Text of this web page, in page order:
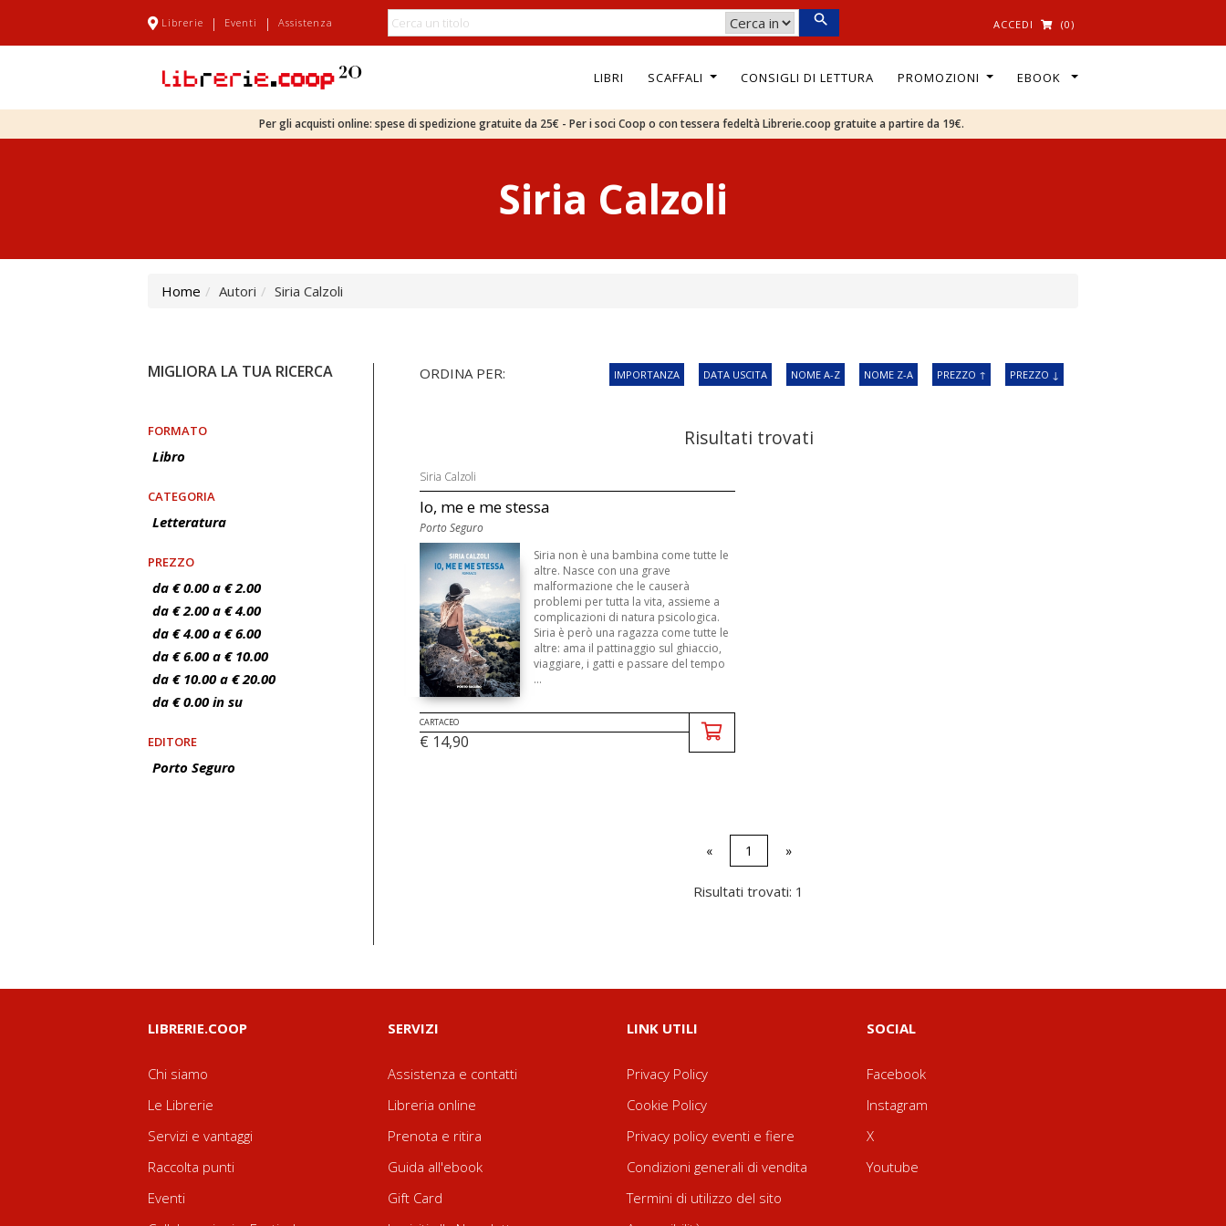
Librerie | Eventi | Assistenza ACCEDI (0)
LIBRI SCAFFALI CONSIGLI DI LETTURA PROMOZIONI EBOOK
Per gli acquisti online: spese di spedizione gratuite da 25€ - Per i soci Coop o con tessera fedeltà Librerie.coop gratuite a partire da 19€.
Siria Calzoli
Home Autori Siria Calzoli
MIGLIORA LA TUA RICERCA
FORMATO
Libro
CATEGORIA
Letteratura
PREZZO
da € 0.00 a € 2.00
da € 2.00 a € 4.00
da € 4.00 a € 6.00
da € 6.00 a € 10.00
da € 10.00 a € 20.00
da € 0.00 in su
EDITORE
Porto Seguro
ORDINA PER: IMPORTANZA DATA USCITA NOME A-Z NOME Z-A PREZZO ↑ PREZZO ↓
Risultati trovati
Siria Calzoli
Io, me e me stessa
Porto Seguro
Siria non è una bambina come tutte le
altre. Nasce con una grave
malformazione che le causerà
problemi per tutta la vita, assieme a
complicazioni di natura psicologica.
Siria è però una ragazza come tutte le
altre: ama il pattinaggio sul ghiaccio,
viaggiare, i gatti e passare del tempo
...
CARTACEO
€ 14,90
« 1 »
Risultati trovati: 1
LIBRERIE.COOP
Chi siamo
Le Librerie
Servizi e vantaggi
Raccolta punti
Eventi
SERVIZI
Assistenza e contatti
Libreria online
Prenota e ritira
Guida all'ebook
Gift Card
LINK UTILI
Privacy Policy
Cookie Policy
Privacy policy eventi e fiere
Condizioni generali di vendita
Termini di utilizzo del sito
SOCIAL
Facebook
Instagram
X
Youtube